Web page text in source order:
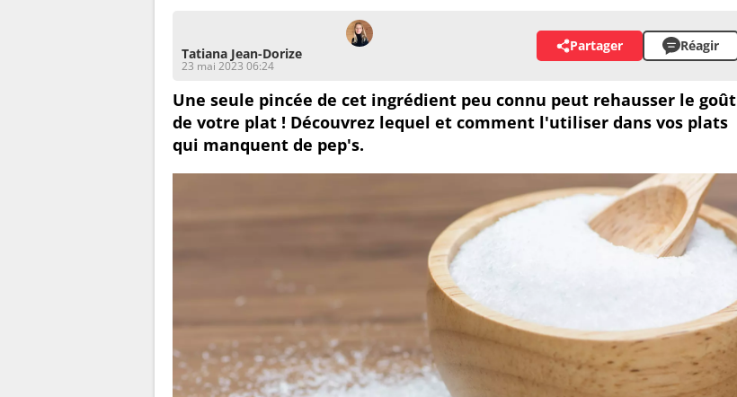
Tatiana Jean-Dorize
23 mai 2023 06:24
Partager Réagir
Une seule pincée de cet ingrédient peu connu peut rehausser le goût
de votre plat ! Découvrez lequel et comment l'utiliser dans vos plats
qui manquent de pep's.